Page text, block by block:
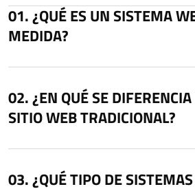
¿QUÉ ES UN SISTEMA
MEDIDA?
¿EN QUÉ SE
SITIO WEB TRADICIONAL?
¿QUÉ TIPO DE